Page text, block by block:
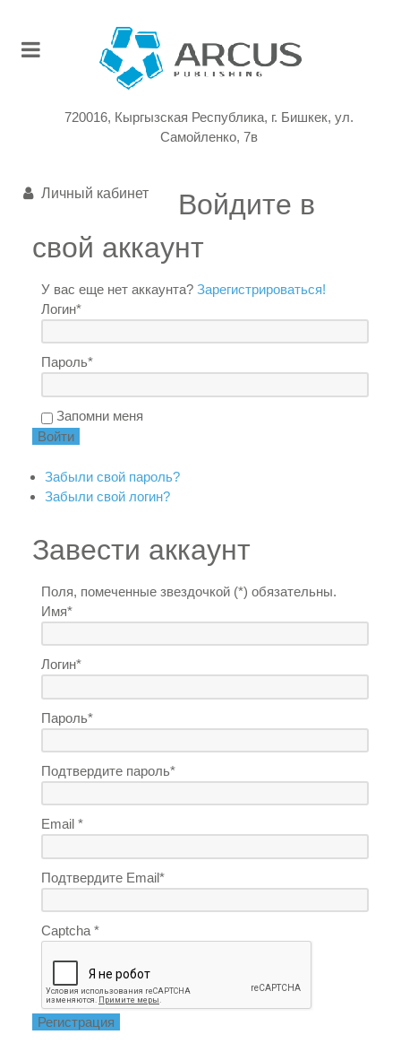
720016, Кыргызская Республика, г. Бишкек, ул.
Самойленко, 7в
Личный кабинет
Войдите в
свой аккаунт
У вас еще нет аккаунта?Зарегистрироваться!
Логин*
Пароль*
Запомни меня
Забыли свой пароль?
Забыли свой логин?
Завести аккаунт
Поля, помеченные звездочкой (*) обязательны.
Имя*
Логин*
Пароль*
Подтвердите пароль*
Email *
Подтвердите Email*
Captcha *
Регистрация